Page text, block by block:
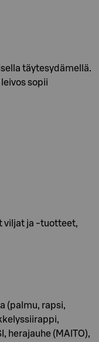
täytesydämellä.
sopii
viljat ja -tuotteet,
(palmu, rapsi,
herajauhe (MAITO),